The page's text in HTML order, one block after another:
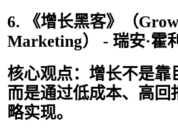
6. 《增长黑客》（
Marketing） - 瑞安·霍
核心观点：增长不是靠
而是通过低成本、高回
略实现。